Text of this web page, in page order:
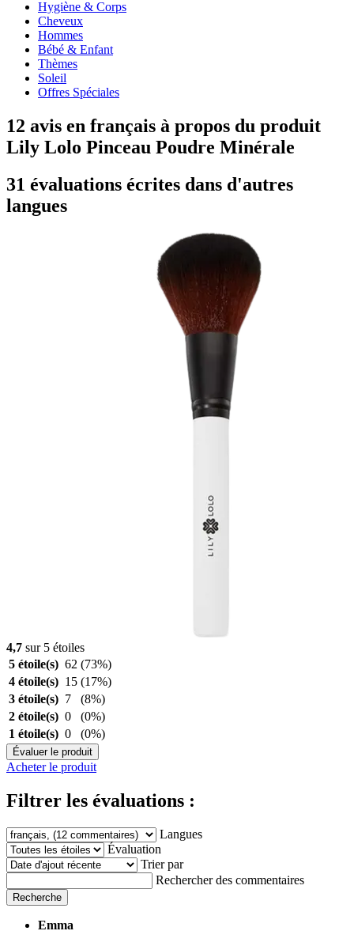
Hygiène & Corps
Cheveux
Hommes
Bébé & Enfant
Thèmes
Soleil
Offres Spéciales
12 avis en français à propos du produit
Lily Lolo Pinceau Poudre Minérale
31 évaluations écrites dans d'autres
langues
4,7 sur 5 étoiles
5 étoile(s) 62 (73%)
4 étoile(s) 15 (17%)
3 étoile(s) 7
(8%)
2 étoile(s) 0
(0%)
1 étoile(s) 0 (0%)
Évaluer le produit
Acheter le produit
Filtrer les évaluations :
Langues
Évaluation
Trier par
Rechercher des commentaires
Recherche
Emma